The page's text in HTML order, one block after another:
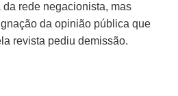
da rede negacionista, mas
da opinião pública que
revista pediu demissão.